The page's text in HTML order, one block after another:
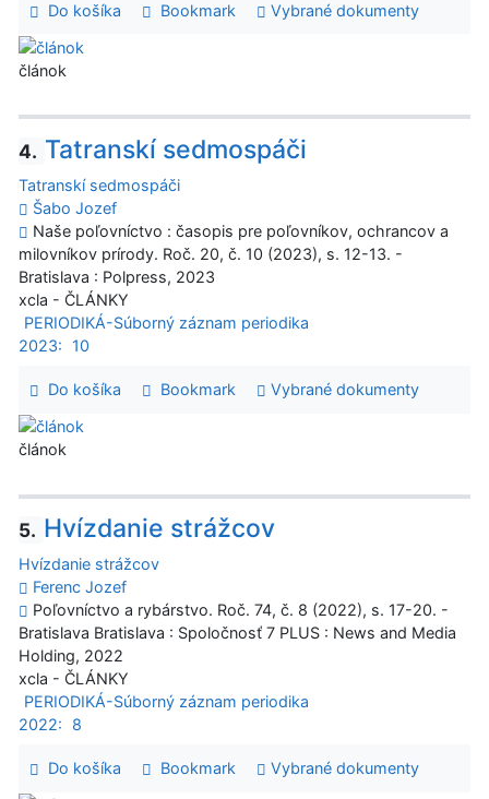
Do košíka Bookmark Vybrané dokumenty
článok
4. Tatranskí sedmospáči
Tatranskí sedmospáči
Šabo Jozef
Naše poľovníctvo : časopis pre poľovníkov, ochrancov a
milovníkov prírody. Roč. 20, č. 10 (2023), s. 12-13. -
Bratislava : Polpress, 2023
xcla - ČLÁNKY
PERIODIKÁ-Súborný záznam periodika
2023:
10
Do košíka Bookmark Vybrané dokumenty
článok
5. Hvízdanie strážcov
Hvízdanie strážcov
Ferenc Jozef
Poľovníctvo a rybárstvo. Roč. 74, č. 8 (2022), s. 17-20. -
Bratislava Bratislava : Spoločnosť 7 PLUS : News and Media
Holding, 2022
xcla - ČLÁNKY
PERIODIKÁ-Súborný záznam periodika
2022:
8
Do košíka Bookmark Vybrané dokumenty